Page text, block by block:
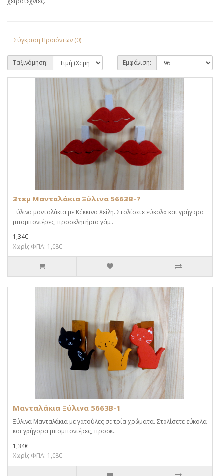
Σύγκριση Προϊόντων (0)
Ταξινόμηση: Εμφάνιση:
3τεμ Μανταλάκια Ξύλινα 5663B-7
Ξύλινα μανταλάκια με Κόκκινα Χείλη. Στολίσετε εύκολα και γρήγορα
μπομπονιέρες, προσκλητήρια γάμ..
1,34€
Χωρίς ΦΠΑ: 1,08€
Μανταλάκια Ξύλινα 5663B-1
Ξύλινα Μανταλάκια με γατούλες σε τρία χρώματα. Στολίσετε εύκολα
και γρήγορα μπομπονιέρες, προσκ..
1,34€
Χωρίς ΦΠΑ: 1,08€